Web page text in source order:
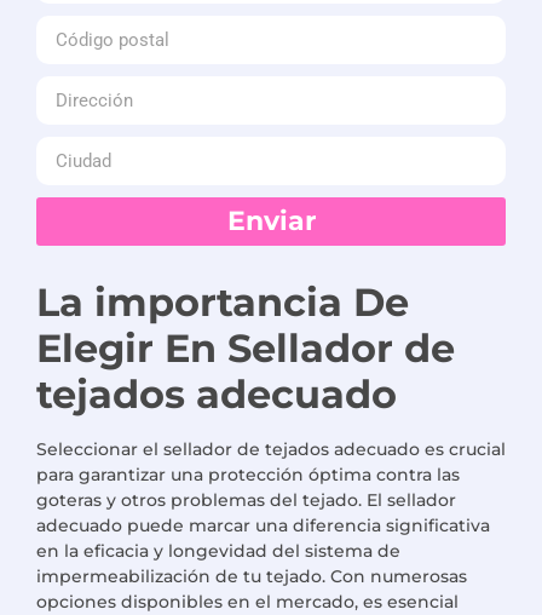
Enviar
La importancia De
Elegir En Sellador de
tejados adecuado
Seleccionar el sellador de tejados adecuado es crucial
para garantizar una protección óptima contra las
goteras y otros problemas del tejado. El sellador
adecuado puede marcar una diferencia significativa
en la eficacia y longevidad del sistema de
impermeabilización de tu tejado. Con numerosas
opciones disponibles en el mercado, es esencial